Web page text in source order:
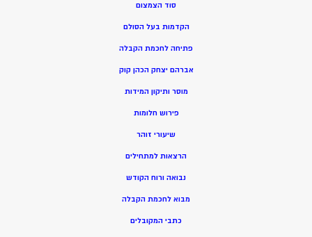
סוד הצמצום
הקדמות בעל הסולם
פתיחה לחכמת הקבלה
אברהם יצחק הכהן קוק
מוסר ותיקון המידות
פירוש חלומות
שיעורי זוהר
הרצאות למתחילים
נבואה ורוח הקודש
מבוא לחכמת הקבלה
כתבי המקובלים